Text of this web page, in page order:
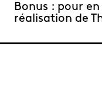
Bonus : pour
réalisation de